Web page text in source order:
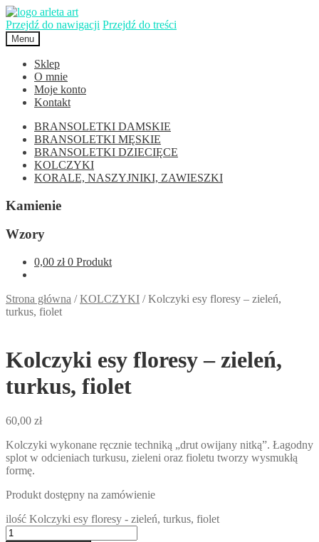
Przejdź do nawigacji Przejdź do treści
Menu
Sklep
O mnie
Moje konto
Kontakt
BRANSOLETKI DAMSKIE
BRANSOLETKI MĘSKIE
BRANSOLETKI DZIECIĘCE
KOLCZYKI
KORALE, NASZYJNIKI, ZAWIESZKI
Kamienie
Wzory
0,00 zł 0 Produkt
Strona główna /KOLCZYKI /Kolczyki esy floresy – zieleń,
turkus, fiolet
Kolczyki esy floresy – zieleń,
turkus, fiolet
60,00 zł
Kolczyki wykonane ręcznie techniką „drut owijany nitką”. Łagodny
splot w odcieniach turkusu, zieleni oraz fioletu tworzy wysmukłą
formę.
Produkt dostępny na zamówienie
ilość Kolczyki esy floresy - zieleń, turkus, fiolet